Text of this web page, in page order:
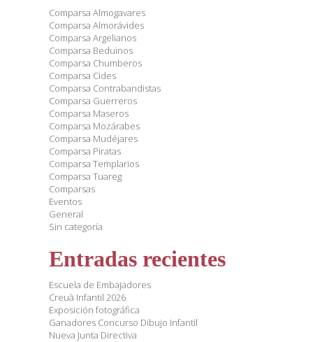
Comparsa Almogavares
Comparsa Almorávides
Comparsa Argelianos
Comparsa Beduinos
Comparsa Chumberos
Comparsa Cides
Comparsa Contrabandistas
Comparsa Guerreros
Comparsa Maseros
Comparsa Mozárabes
Comparsa Mudéjares
Comparsa Piratas
Comparsa Templarios
Comparsa Tuareg
Comparsas
Eventos
General
Sin categoría
Entradas recientes
Escuela de Embajadores
Creuà Infantil 2026
Exposición fotográfica
Ganadores Concurso Dibujo Infantil
Nueva Junta Directiva